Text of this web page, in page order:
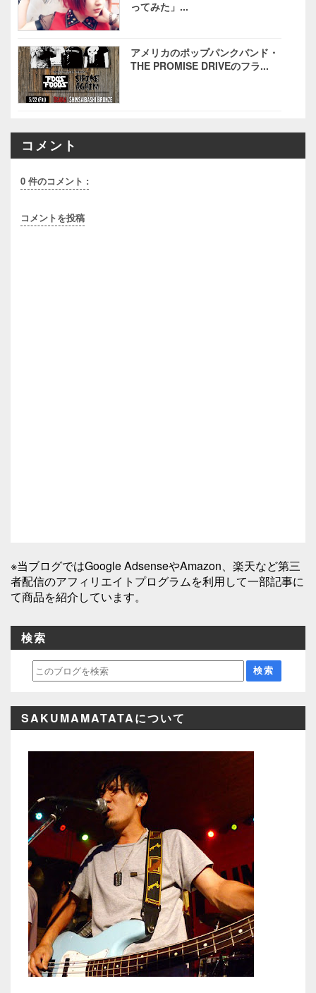
ってみた」...
アメリカのポップパンクバンド・
THE PROMISE DRIVEのフラ...
コメント
0 件のコメント :
コメントを投稿
※当ブログではGoogle AdsenseやAmazon、楽天など第三
者配信のアフィリエイトプログラムを利用して一部記事に
て商品を紹介しています。
検索
SAKUMAMATATAについて